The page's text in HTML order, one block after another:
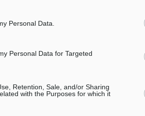
Personal Data.
Personal Data for Targeted
Retention, Sale, and/or Sharing
with the Purposes for which it